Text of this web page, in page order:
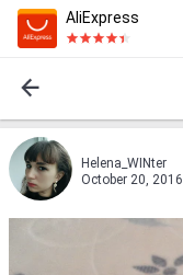
AliExpress
Helena_WINter
October 20, 2016